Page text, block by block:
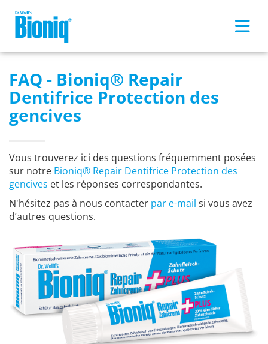
FAQ - Bioniq® Repair
Dentifrice Protection des
gencives
Vous trouverez ici des questions fréquemment posées
sur notre Bioniq® Repair Dentifrice Protection des
gencives et les réponses correspondantes.
N'hésitez pas à nous contacter par e-mail si vous avez
d’autres questions.